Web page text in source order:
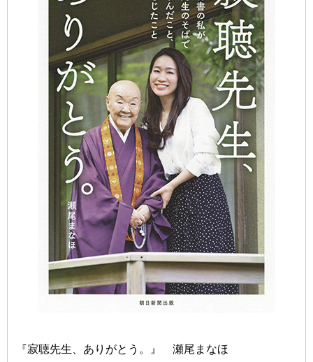
『寂聴先生、ありがとう。』 瀬尾まなほ